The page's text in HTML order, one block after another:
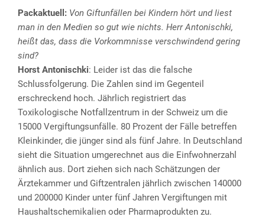
Packaktuell: Von Giftunfällen bei Kindern hört und liest
man in den Medien so gut wie nichts. Herr Antonischki,
heißt das, dass die Vorkommnisse verschwindend gering
sind?
Horst Antonischki: Leider ist das die falsche
Schlussfolgerung. Die Zahlen sind im Gegenteil
erschreckend hoch. Jährlich registriert das
Toxikologische Notfallzentrum in der Schweiz um die
15000 Vergiftungsunfälle. 80 Prozent der Fälle betreffen
Kleinkinder, die jünger sind als fünf Jahre. In Deutschland
sieht die Situation umgerechnet aus die Einfwohnerzahl
ähnlich aus. Dort ziehen sich nach Schätzungen der
Ärztekammer und Giftzentralen jährlich zwischen 140000
und 200000 Kinder unter fünf Jahren Vergiftungen mit
Haushaltschemikalien oder Pharmaprodukten zu.